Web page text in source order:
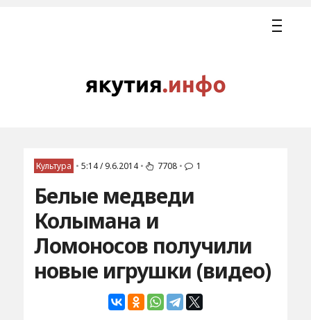
Культура • 5:14 / 9.6.2014 • 7708 • 1
Белые медведи
Колымана и
Ломоносов получили
новые игрушки (видео)